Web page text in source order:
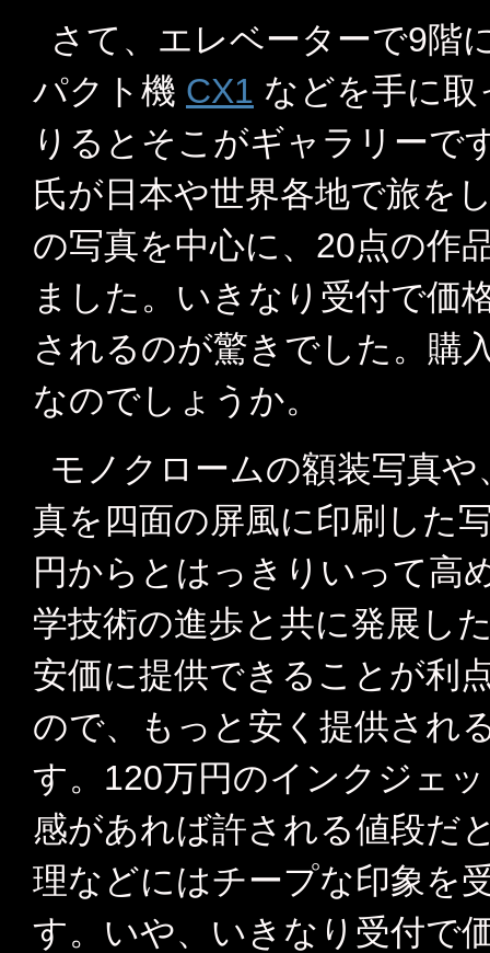
さて、エレベーターで9階
パクト機 CX1 などを手に
りるとそこがギャラリーで
氏が日本や世界各地で旅を
の写真を中心に、20点の作
ました。いきなり受付で価
されるのが驚きでした。購
なのでしょうか。
モノクロームの額装写真
真を四面の屏風に印刷した
円からとはっきりいって高
学技術の進歩と共に発展し
安価に提供できることが利
ので、もっと安く提供され
す。120万円のインクジェ
感があれば許される値段だ
理などにはチープな印象を
す。いや、いきなり受付で